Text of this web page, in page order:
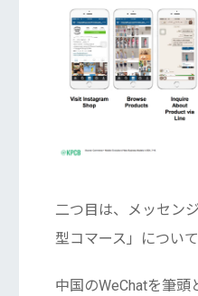
二つ目は、メッセン
型コマース」について
中国のWeChatを筆頭